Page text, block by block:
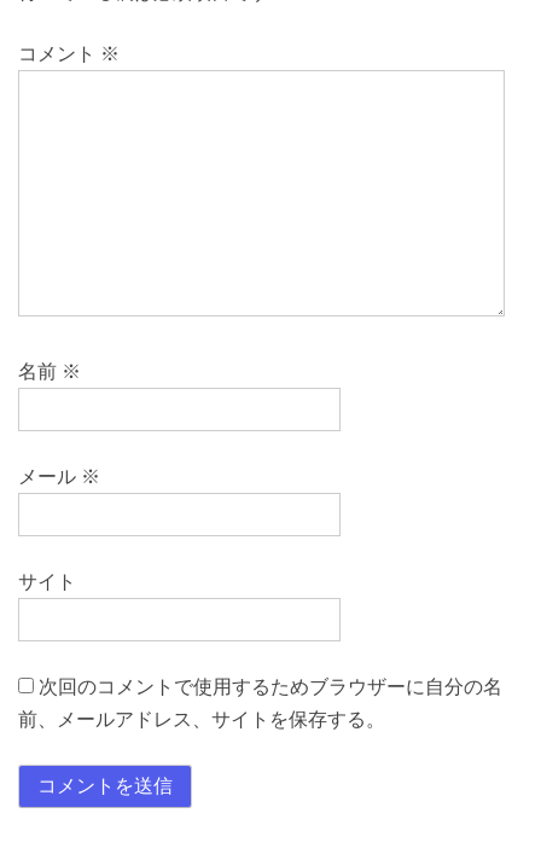
コメント ※
名前 ※
メール ※
サイト
次回のコメントで使用するためブラウザーに自分の名
前、メールアドレス、サイトを保存する。